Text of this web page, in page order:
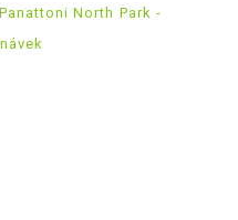
North Park -